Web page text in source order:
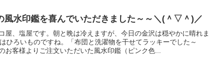
風水印鑑を喜んでいただきました～～＼(＾▽＾)／
屋、塩屋です。朝と晩は冷えますが、今日の金沢は穏やかに晴れま
ひろいものですね。「布団と洗濯物を干せてラッキーでした～
お客様よりご注文いただいた風水印鑑（ピンク色...